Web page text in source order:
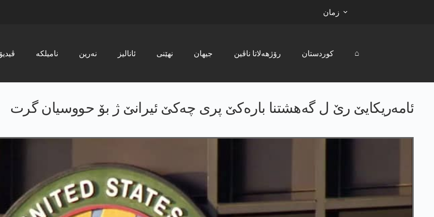
زمان
ڤیدیۆ نامیلکە نەرین ئانالیز نھێنی جیھان رۆژھەلاتا ناڤین کوردستان ⌂
ئامەریکایێ رێ ل گەھشتنا بارەکێ پری چەکێ ئیرانێ ژ بۆ حووسیان گرت